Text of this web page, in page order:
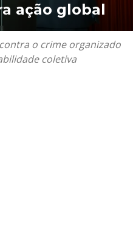
ação global
o crime organizado
coletiva